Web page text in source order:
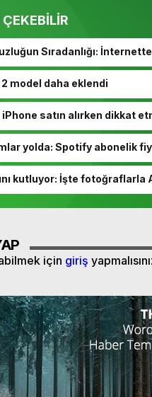
Sıradanlığı:
model daha eklendi
satın alırken dikkat
yolda: Spotify abonelik
kutluyor: İşte fotoğraflarla
için giriş